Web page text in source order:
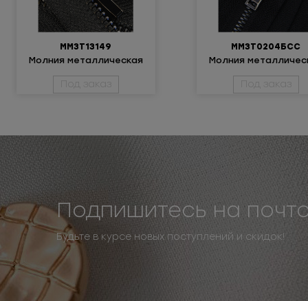
ММ3Т13149
Молния металлическая
неразъемная 3Т
Под заказ
ММ3Т0204БСС
Молния
разъёмная 3Т
Под заказ
Подпишитесь на
Будьте в курсе новых поступлений и скидок!